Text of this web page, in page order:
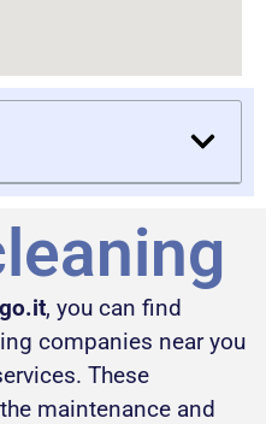
, you can find
companies near you
These
maintenance and